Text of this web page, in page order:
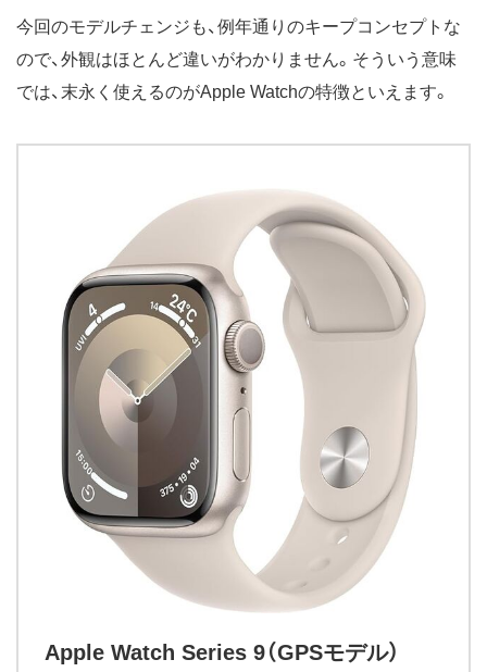
今回のモデルチェンジも、例年通りのキープコンセプトな
ので、外観はほとんど違いがわかりません。そういう意味
では、末永く使えるのがApple Watchの特徴といえます。
Apple Watch Series 9（GPSモデル）